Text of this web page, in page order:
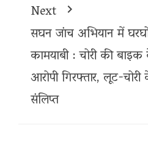
Next
सघन जांच अभियान में
कामयाबी : चोरी की
आरोपी गिरफ्तार, लूट-
संलिप्त